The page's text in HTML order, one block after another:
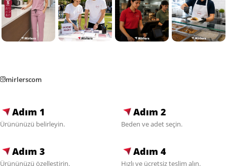
mirlerscom
Adım 1
Ürününüzü belirleyin.
Adım 2
Beden ve adet seçin.
Adım 3
Ürününüzü özelleştirin.
Adım 4
Hızlı ve ücretsiz teslim alın.